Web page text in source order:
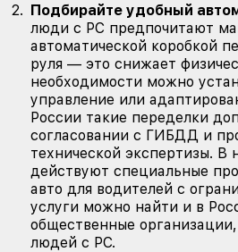
Подбирайте удобный
люди с РС предпочитают
автоматической коробкой
руля — это снижает
необходимости можно
управление или
России такие переделки
согласовании с ГИБДД и
технической экспертизы. В
действуют специальные
авто для водителей с
услуги можно найти и в
общественные
людей с РС.